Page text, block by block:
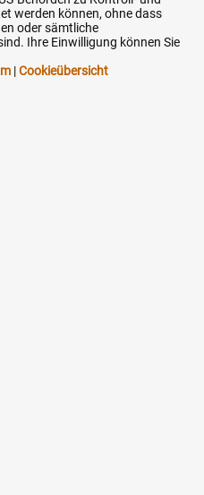
selben Tag
werden können, ohne dass
oder sämtliche
Ihre Einwilligung können Sie
|Cookieübersicht